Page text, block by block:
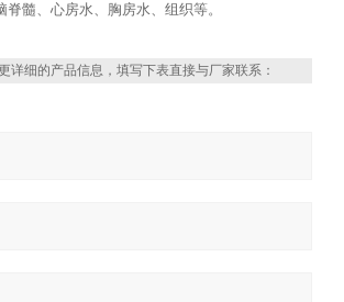
髓、心房水、胸房水、组织等。
详细的产品信息，填写下表直接与厂家联系：